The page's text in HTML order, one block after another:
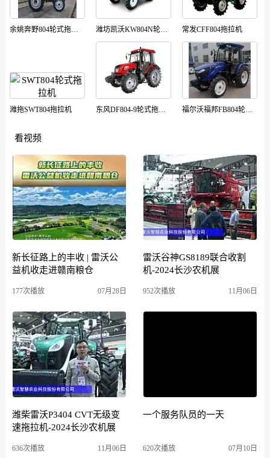
余姚奔野804轮式拖拉机 潍坊凯沃KW804N轮式拖拉机 常发CFF804拖拉机
潍拖SWT804拖拉机 东风DF804-9轮式拖拉机 福尔沃福邦FB804轮式拖拉机
看视频
新长征路上的丰收 | 雷沃公
益机收走进赣南粮仓
177次播放 07月28日
雷沃谷神GS8189联合收割
机-2024长沙农机展
952次播放 11月06日
潍柴雷沃P3404 CVT无级变
速拖拉机-2024长沙农机展
636次播放 11月06日
一个服务队员的一天
620次播放 07月10日